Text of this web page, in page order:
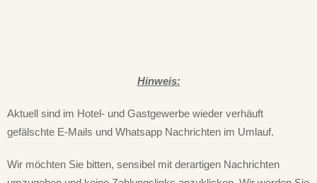
Hinweis:
Aktuell sind im Hotel- und Gastgewerbe wieder verhäuft
gefälschte E-Mails und Whatsapp Nachrichten im Umlauf.
Wir möchten Sie bitten, sensibel mit derartigen Nachrichten